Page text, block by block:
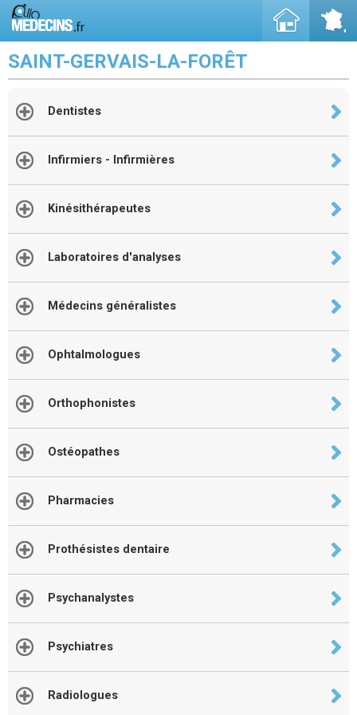
SAINT-GERVAIS-LA-FORÊT
Dentistes
Infirmiers - Infirmières
Kinésithérapeutes
Laboratoires d'analyses
Médecins généralistes
Ophtalmologues
Orthophonistes
Ostéopathes
Pharmacies
Prothésistes dentaire
Psychanalystes
Psychiatres
Radiologues